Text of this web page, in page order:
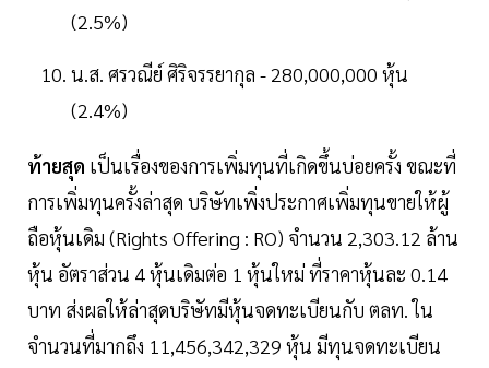
(2.5%)
น.ส. ศรวณีย์ ศิริจรรยากุล - 280,000,000 หุ้น
(2.4%)
ท้ายสุด เป็นเรื่องของการเพิ่มทุนที่เกิดขึ้นบ่อยครั้ง ขณะที่
การเพิ่มทุนครั้งล่าสุด บริษัทเพิ่งประกาศเพิ่มทุนขายให้ผู้
ถือหุ้นเดิม (Rights Offering : RO) จำนวน 2,303.12 ล้าน
หุ้น อัตราส่วน 4 หุ้นเดิมต่อ 1 หุ้นใหม่ ที่ราคาหุ้นละ 0.14
บาท ส่งผลให้ล่าสุดบริษัทมีหุ้นจดทะเบียนกับ ตลท. ใน
จำนวนที่มากถึง 11,456,342,329 หุ้น มีทุนจดทะเบียน